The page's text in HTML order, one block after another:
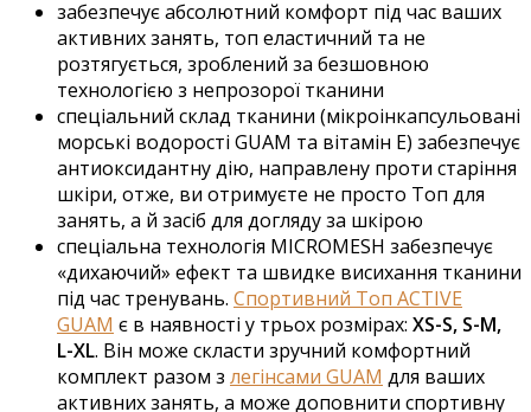
забезпечує абсолютний комфорт під час ваших
активних занять, топ еластичний та не
розтягується, зроблений за безшовною
технологією з непрозорої тканини
спеціальний склад тканини (мікроінкапсульовані
морські водорості GUAM та вітамін Е) забезпечує
антиоксидантну дію, направлену проти старіння
шкіри, отже, ви отримуєте не просто Топ для
занять, а й засіб для догляду за шкірою
спеціальна технологія MICROMESH забезпечує
«дихаючий» ефект та швидке висихання тканини
під час тренувань. Спортивний Топ ACTIVE
GUAM є в наявності у трьох розмірах: XS-S, S-M,
L-XL. Він може скласти зручний комфортний
комплект разом з легінсами GUAM для ваших
активних занять, а може доповнити спортивну